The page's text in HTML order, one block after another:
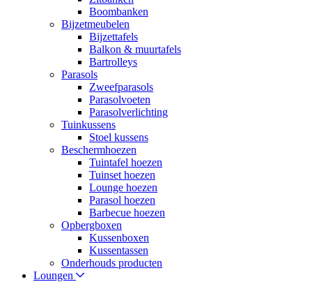
Boombanken
Bijzetmeubelen
Bijzettafels
Balkon & muurtafels
Bartrolleys
Parasols
Zweefparasols
Parasolvoeten
Parasolverlichting
Tuinkussens
Stoel kussens
Beschermhoezen
Tuintafel hoezen
Tuinset hoezen
Lounge hoezen
Parasol hoezen
Barbecue hoezen
Opbergboxen
Kussenboxen
Kussentassen
Onderhouds producten
Loungen